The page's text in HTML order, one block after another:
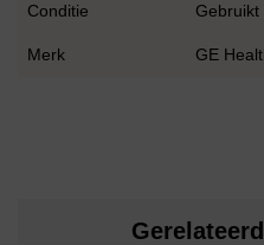
Conditie Gebruikt
Merk GE